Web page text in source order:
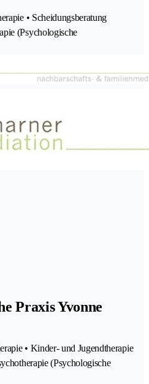
• Scheidungsberatung
(Psychologische
Praxis Yvonne
• Kinder- und Jugendtherapie
(Psychologische